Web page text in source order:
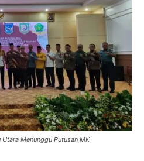
Menunggu Putusan MK